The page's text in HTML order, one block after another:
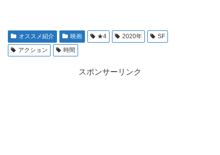
オススメ紹介 映画 ★4 2020年
SF
アクション
時間
スポンサーリンク